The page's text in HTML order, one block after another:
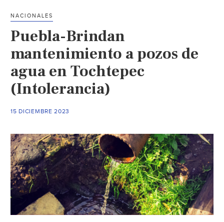
denuncian
“huachicoleo”
de
agua
potable
en
SLP
San
Potosí
(El
Sol
de
San
Luis)
NACIONALES
Puebla-Brindan
mantenimiento a pozos de
agua en Tochtepec
(Intolerancia)
15 DICIEMBRE 2023